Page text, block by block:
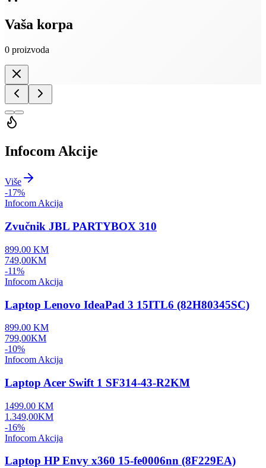
Vaša korpa
0 proizvoda
Infocom Akcije
Više
-17%
Infocom Akcija
Zvučnik JBL PARTYBOX 310
899.00 KM
749,00KM
-11%
Infocom Akcija
Laptop Lenovo IdeaPad 3 15ITL6 (82H80345SC)
899.00 KM
799,00KM
-10%
Infocom Akcija
Laptop Acer Swift 1 SF314-43-R2KM
1499.00 KM
1.349,00KM
-16%
Infocom Akcija
Laptop HP Envy x360 15-fe0006nn (8F229EA)